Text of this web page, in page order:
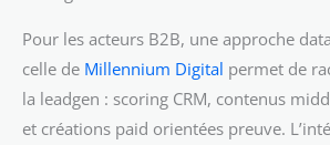
Pour les acteurs B2B, une approche
celle de Millennium Digital permet de
la leadgen : scoring CRM, contenus
et créations paid orientées preuve.